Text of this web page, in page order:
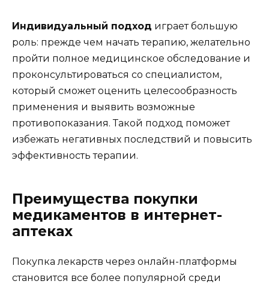
Индивидуальный подход играет большую
роль: прежде чем начать терапию, желательно
пройти полное медицинское обследование и
проконсультироваться со специалистом,
который сможет оценить целесообразность
применения и выявить возможные
противопоказания. Такой подход поможет
избежать негативных последствий и повысить
эффективность терапии.
Преимущества покупки
медикаментов в интернет-
аптеках
Покупка лекарств через онлайн-платформы
становится все более популярной среди